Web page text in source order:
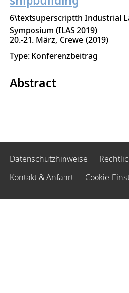
6\textsuperscriptth Industrial
Symposium (ILAS 2019)
20.-21. März Crewe 2019
Type: Konferenzbeitrag
Abstract
Datenschutzhinweise
Kontakt & Anfahrt
Cookie-